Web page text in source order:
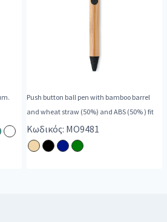
Push button ball pen with bamboo barrel
and wheat straw (50%) and ABS (50% ) fit
Κωδικός: MO9481